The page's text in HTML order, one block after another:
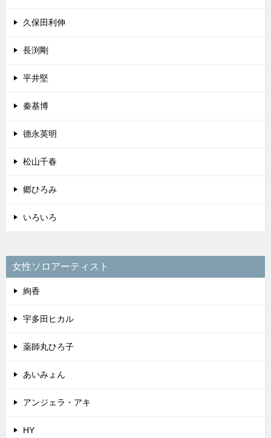
久保田利伸
長渕剛
平井堅
秦基博
德永英明
松山千春
郷ひろみ
いろいろ
女性ソロアーティスト
絢香
宇多田ヒカル
薬師丸ひろ子
あいみょん
アンジェラ・アキ
HY